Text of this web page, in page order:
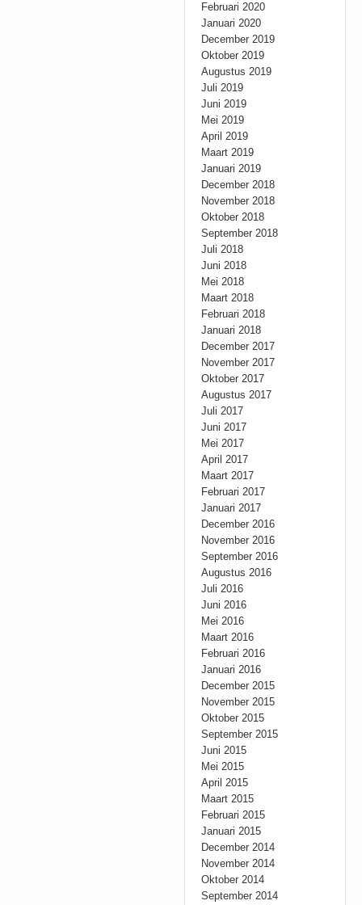
Februari 2020
Januari 2020
December 2019
Oktober 2019
Augustus 2019
Juli 2019
Juni 2019
Mei 2019
April 2019
Maart 2019
Januari 2019
December 2018
November 2018
Oktober 2018
September 2018
Juli 2018
Juni 2018
Mei 2018
Maart 2018
Februari 2018
Januari 2018
December 2017
November 2017
Oktober 2017
Augustus 2017
Juli 2017
Juni 2017
Mei 2017
April 2017
Maart 2017
Februari 2017
Januari 2017
December 2016
November 2016
September 2016
Augustus 2016
Juli 2016
Juni 2016
Mei 2016
Maart 2016
Februari 2016
Januari 2016
December 2015
November 2015
Oktober 2015
September 2015
Juni 2015
Mei 2015
April 2015
Maart 2015
Februari 2015
Januari 2015
December 2014
November 2014
Oktober 2014
September 2014